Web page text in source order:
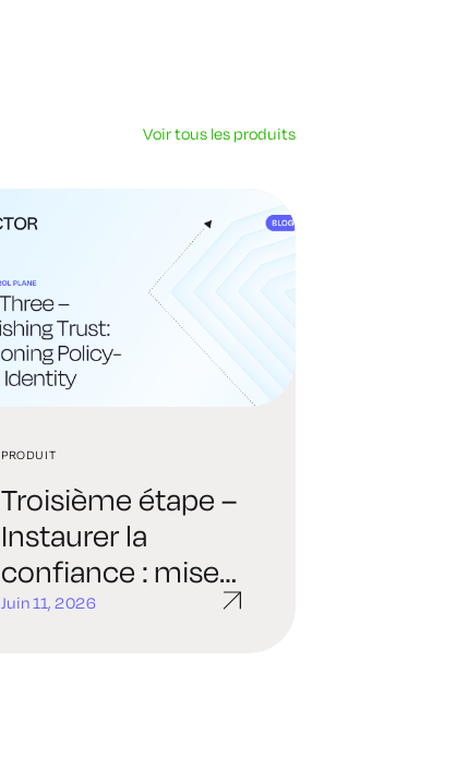
Voir tous les produits
PRODUIT
Troisième étape –
Instaurer la
confiance : mise
en place d'une
Juin 11, 2026